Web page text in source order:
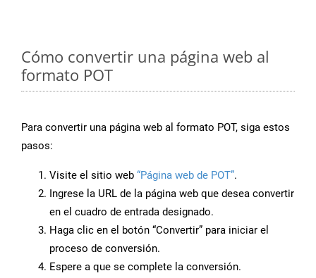
Cómo convertir una página web al
formato POT
Para convertir una página web al formato POT, siga estos
pasos:
Visite el sitio web “Página web de POT”.
Ingrese la URL de la página web que desea convertir
en el cuadro de entrada designado.
Haga clic en el botón “Convertir” para iniciar el
proceso de conversión.
Espere a que se complete la conversión.